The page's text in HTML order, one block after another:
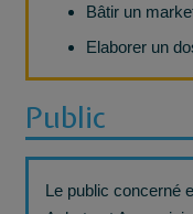
Bâtir un
Elaborer un
Public
Le public concerné